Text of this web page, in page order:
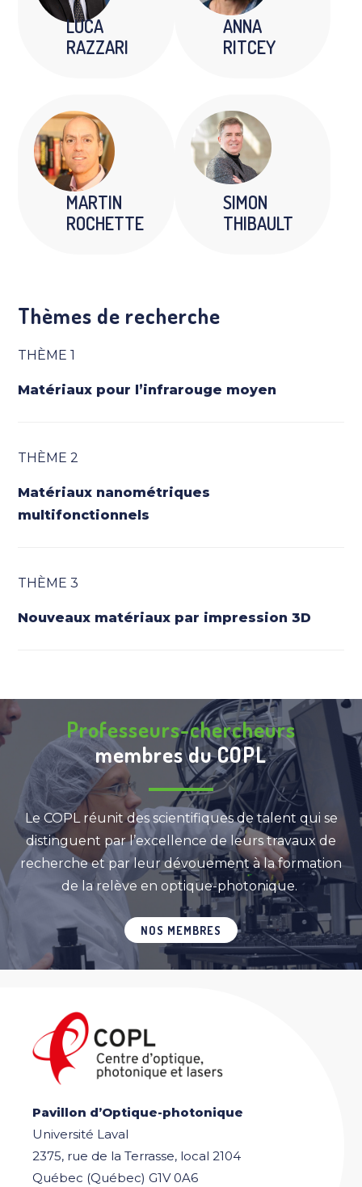
LUCA
RAZZARI
ANNA
RITCEY
MARTIN
ROCHETTE
SIMON
THIBAULT
Thèmes de recherche
THÈME 1
Matériaux pour l’infrarouge moyen
THÈME 2
Matériaux nanométriques
multifonctionnels
THÈME 3
Nouveaux matériaux par impression 3D
Professeurs-chercheurs
membres du COPL
Le COPL réunit des scientifiques de talent qui se
distinguent par l’excellence de leurs travaux de
recherche et par leur dévouement à la formation
de la relève en optique-photonique.
NOS MEMBRES
Pavillon d’Optique-photonique
Université Laval
2375, rue de la Terrasse, local 2104
Québec (Québec) G1V 0A6